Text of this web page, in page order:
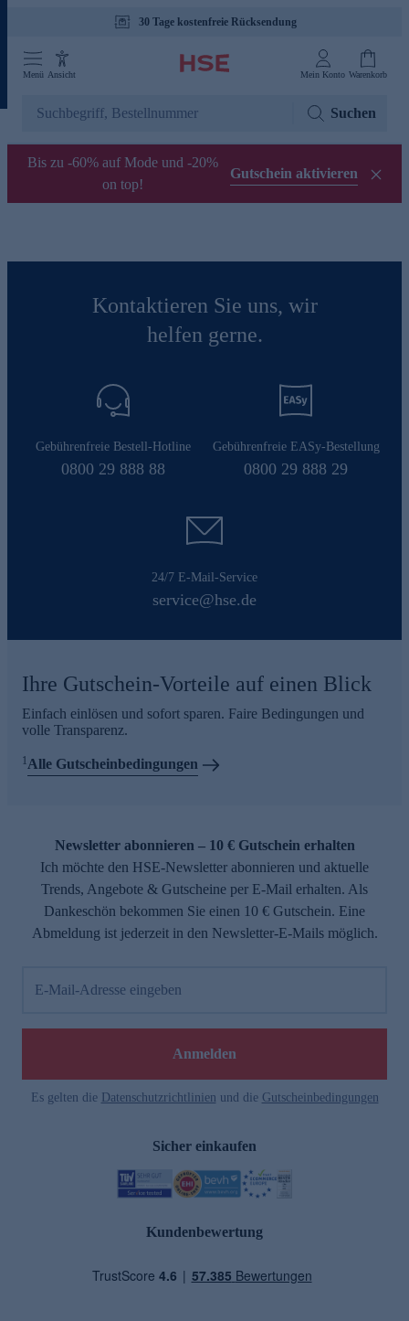
30 Tage kostenfreie Rücksendung
Menü Ansicht Mein Konto Warenkorb
Suchen
Bis zu -60% auf Mode und -20%
on top!
Gutschein aktivieren
Kontaktieren Sie uns, wir
helfen gerne.
Gebührenfreie Bestell-Hotline
0800 29 888 88
Gebührenfreie EASy-Bestellung
0800 29 888 29
24/7 E-Mail-Service
service@hse.de
Ihre Gutschein-Vorteile auf einen Blick
Einfach einlösen und sofort sparen. Faire Bedingungen und
volle Transparenz.
1Alle Gutscheinbedingungen
Newsletter abonnieren – 10 € Gutschein erhalten
Ich möchte den HSE-Newsletter abonnieren und aktuelle
Trends, Angebote & Gutscheine per E-Mail erhalten. Als
Dankeschön bekommen Sie einen 10 € Gutschein. Eine
Abmeldung ist jederzeit in den Newsletter-E-Mails möglich.
E-Mail-Adresse eingeben
Anmelden
Es gelten die Datenschutzrichtlinien und die Gutscheinbedingungen
Sicher einkaufen
Kundenbewertung